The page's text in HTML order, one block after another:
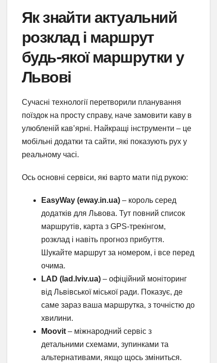
Як знайти актуальний
розклад і маршрут
будь-якої маршрутки у
Львові
Сучасні технології перетворили планування
поїздок на просту справу, наче замовити каву в
улюбленій кав’ярні. Найкращі інструменти – це
мобільні додатки та сайти, які показують рух у
реальному часі.
Ось основні сервіси, які варто мати під рукою:
EasyWay (eway.in.ua) – король серед
додатків для Львова. Тут повний список
маршрутів, карта з GPS-трекінгом,
розклад і навіть прогноз прибуття.
Шукайте маршрут за номером, і все перед
очима.
LAD (lad.lviv.ua) – офіційний моніторинг
від Львівської міської ради. Показує, де
саме зараз ваша маршрутка, з точністю до
хвилини.
Moovit – міжнародний сервіс з
детальними схемами, зупинками та
альтернативами, якщо щось зміниться.